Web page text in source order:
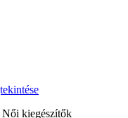
Női kiegészítők